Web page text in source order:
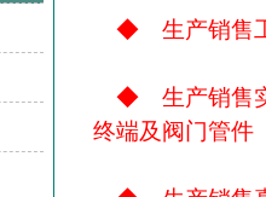
◆ 生产销售工
◆ 生产销售实
终端及阀门管件